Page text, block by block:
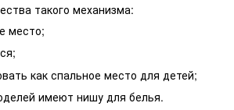
такого механизма:
место;
как спальное место для детей;
имеют нишу для белья.